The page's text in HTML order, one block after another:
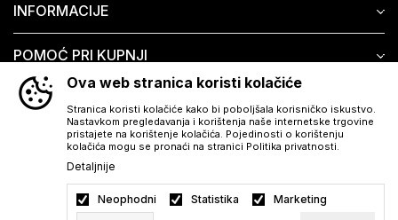
Preuzmite besplatno Aura aplikaciju
INFORMACIJE
POMOĆ PRI KUPNJI
KORISNIČKI SERVIS
Ova web stranica koristi kolačiće
Stranica koristi kolačiće kako bi poboljšala korisničko iskustvo.
Nastavkom pregledavanja i korištenja naše internetske trgovine
pristajete na korištenje kolačića. Pojedinosti o korištenju
kolačića mogu se pronaći na stranici Politika privatnosti.
Detaljnije
Neophodni Statistika Marketing